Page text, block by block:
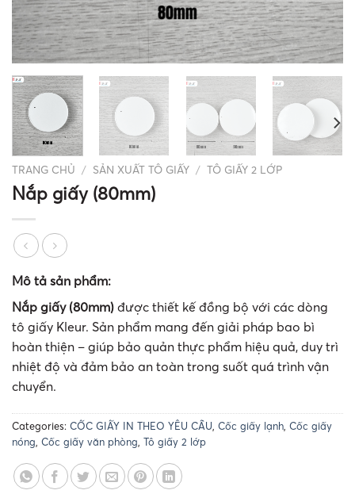
TRANG CHỦ / SẢN XUẤT TÔ GIẤY / TÔ GIẤY 2 LỚP
Nắp giấy (80mm)
Mô tả sản phẩm:
Nắp giấy (80mm) được thiết kế đồng bộ với các dòng
tô giấy Kleur. Sản phẩm mang đến giải pháp bao bì
hoàn thiện – giúp bảo quản thực phẩm hiệu quả, duy trì
nhiệt độ và đảm bảo an toàn trong suốt quá trình vận
chuyển.
Categories: CỐC GIẤY IN THEO YÊU CẦU Cốc giấy lạnh Cốc giấy
nóng Cốc giấy văn phòng Tô giấy 2 lớp